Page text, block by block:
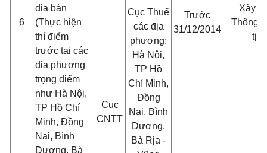
6
địa bàn
(Thực hiện
thí điểm
trước tại các
địa phương
trọng điểm
như Hà Nội,
TP Hồ Chí
Minh, Đồng
Nai, Bình
Dương, Bà
Cục
CNTT
Cục Thuế
các địa
phương:
Hà Nội,
TP Hồ
Chí Minh,
Đồng
Nai, Bình
Dương,
Bà Rịa -
Trước
31/12/2014
Xây
Thông
tịch